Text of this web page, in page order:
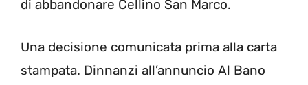
di abbandonare Cellino San Marco.
Una decisione comunicata prima alla carta
stampata. Dinnanzi all’annuncio Al Bano